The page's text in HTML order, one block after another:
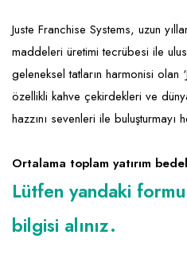
Ev Hizmetleri
Sağlık Güzellik
Turizm - Eğlence
Market FMGC - Katlı
Mobilya ve Ev Tekstili
Oyuncak ve Hediyelik
Takı
Yapı Malzemesi -
Gayrimenkul
Gıda ve Sarf Malzemeleri
Güvenlik - Temizlik
Giyim - Aksesuar
Hukuk - Marka - Patent
Isıtma - Soğutma ve
Lojistik - Kargo ve Kurye
Juste Franchise Systems, uzun
maddeleri üretimi tecrübesi ile
geleneksel tatların harmonisi olan
özellikli kahve çekirdekleri ve
hazzını sevenleri ile buluşturmayı
Ortalama toplam yatırım
Lütfen yandaki
bilgisi alınız.